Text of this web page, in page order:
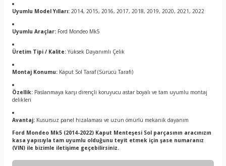
Uyumlu Model Yılları: 2014, 2015, 2016, 2017, 2018, 2019, 2020, 2021, 2022
Uyumlu Araçlar: Ford Mondeo Mk5
Üretim Tipi / Kalite:Yüksek Dayanımlı Çelik
Montaj Konumu: Kaput Sol Taraf (Sürücü Tarafı)
Özellik: Paslanmaya karşı dirençli koruyucu astar boyalı ve tam uyumlu montaj
delikleri
Avantaj: Kusursuz panel hizalaması ve uzun ömürlü mekanik dayanım
Ford Mondeo Mk5 (2014-2022) Kaput Menteşesi Sol parçasının aracınızın
kasa yapısıyla tam uyumlu olduğunu teyit etmek için şase numaranız
(VIN) ile bizimle iletişime geçebilirsiniz.